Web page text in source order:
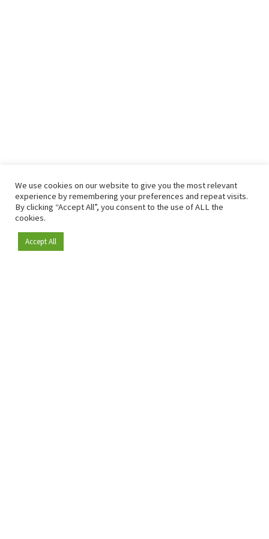
We use cookies on our website to give you the most relevant
experience by remembering your preferences and repeat visits.
By clicking “Accept All”, you consent to the use of ALL the
cookies.
Accept All